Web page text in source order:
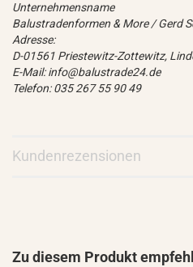
Unternehmensname
Balustradenformen & More / Gerd
Adresse:
D-01561 Priestewitz-Zottewitz,
E-Mail: info@balustrade24.de
Telefon: 035 267 55 90 49
Kundenrezensionen
Zu diesem Produkt